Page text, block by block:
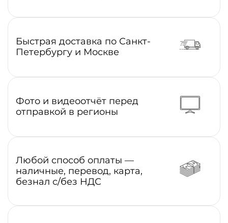
Быстрая доставка по Санкт-
Петербургу и Москве
Фото и видеоотчёт перед
отправкой в регионы
Любой способ оплаты —
наличные, перевод, карта,
безнал с/без НДС